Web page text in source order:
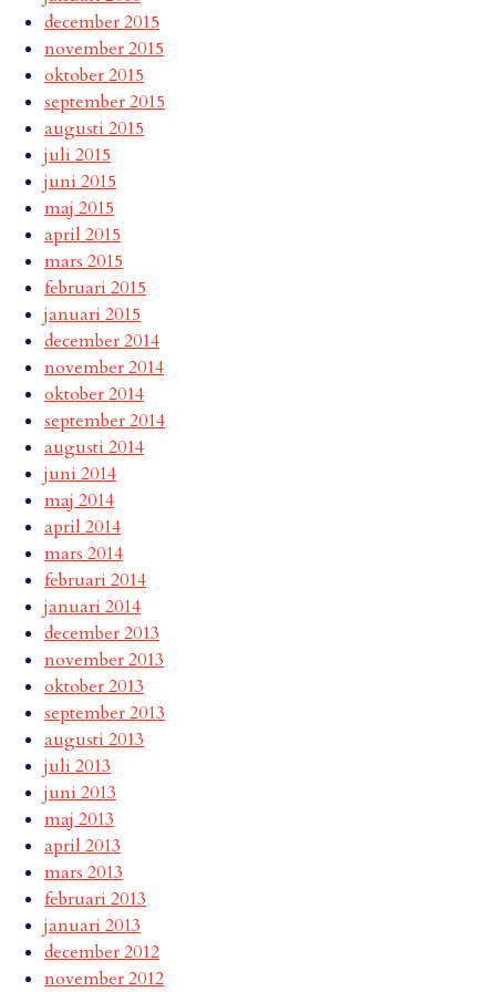
december 2015
november 2015
oktober 2015
september 2015
augusti 2015
juli 2015
juni 2015
maj 2015
april 2015
mars 2015
februari 2015
januari 2015
december 2014
november 2014
oktober 2014
september 2014
augusti 2014
juni 2014
maj 2014
april 2014
mars 2014
februari 2014
januari 2014
december 2013
november 2013
oktober 2013
september 2013
augusti 2013
juli 2013
juni 2013
maj 2013
april 2013
mars 2013
februari 2013
januari 2013
december 2012
november 2012